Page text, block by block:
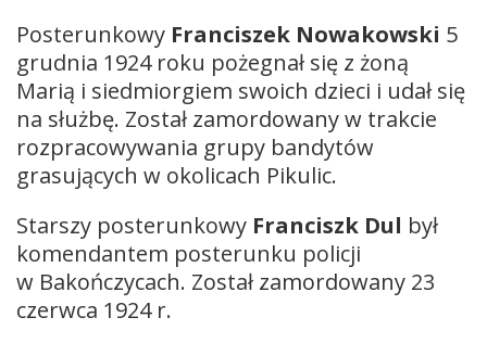
Posterunkowy Franciszek Nowakowski 5
grudnia 1924 roku pożegnał się z żoną
Marią i siedmiorgiem swoich dzieci i udał się
na służbę. Został zamordowany w trakcie
rozpracowywania grupy bandytów
grasujących w okolicach Pikulic.
Starszy posterunkowy Franciszk Dul był
komendantem posterunku policji
w Bakończycach. Został zamordowany 23
czerwca 1924 r.